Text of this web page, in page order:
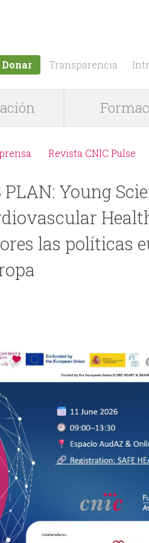
Donar Transparencia
Revista CNIC Pulse
Young
las políticas